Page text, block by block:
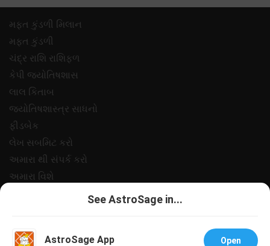
મફ્ત કુંડળી મિલાન
મફ્ત કુંડળી
ચંદ્ર રાશિ રાશિફળ
કેપી જ્યોતિષશાસ
લાલ કિતાબ
જ્યોતિષશાસ્ત્ર સાધનો
ફીડબેક
લેખ સબમિટ કરો
અમારા થી સંપર્ક કરો
અમારા વિશે
See AstroSage in...
AstroSage App Open